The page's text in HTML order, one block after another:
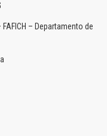
– Departamento de